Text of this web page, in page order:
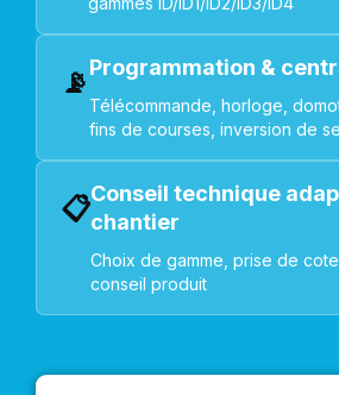
📡Programmation &
Télécommande, horloge,
fins de courses, inversion de
📋Conseil technique
chantier
Choix de gamme, prise de
conseil produit